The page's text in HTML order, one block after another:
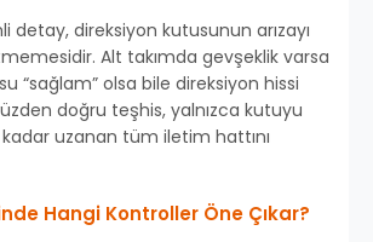
detay, direksiyon kutusunun arızayı
Alt takımda gevşeklik varsa
“sağlam” olsa bile direksiyon hissi
doğru teşhis, yalnızca kutuyu
uzanan tüm iletim hattını
Hangi Kontroller Öne Çıkar?